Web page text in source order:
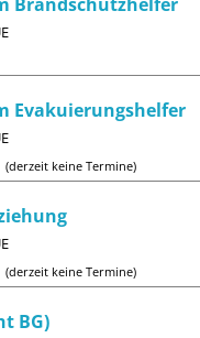
Brandschutzhelfer
Evakuierungshelfer
(derzeit keine Termine)
(derzeit keine Termine)
BG)